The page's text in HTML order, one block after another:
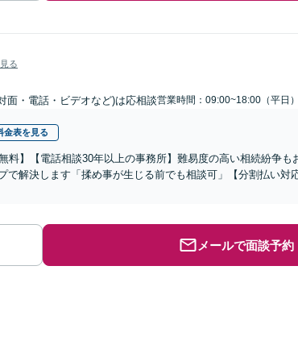
る
面・電話・ビデオなど)は応相談営業時間：09:00~18:00（平日）
金表を見る
料】【電話相談30年以上の事務所】難易度の高い相続紛争も
で解決します「揉め事が生じる前でも相談可」【分割払い対
メールで面談予約